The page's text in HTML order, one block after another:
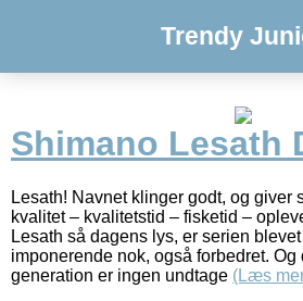
Trendy
Shimano Lesath
Lesath! Navnet klinger godt, og giver
kvalitet – kvalitetstid – fisketid –
Lesath så dagens lys, er serien
imponerende nok, også forbedret. Og
generation er ingen undtage (Læs